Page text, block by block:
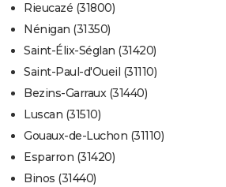
Rieucazé (31800)
Nénigan (31350)
Saint-Élix-Séglan (31420)
Saint-Paul-d'Oueil (31110)
Bezins-Garraux (31440)
Luscan (31510)
Gouaux-de-Luchon (31110)
Esparron (31420)
Binos (31440)